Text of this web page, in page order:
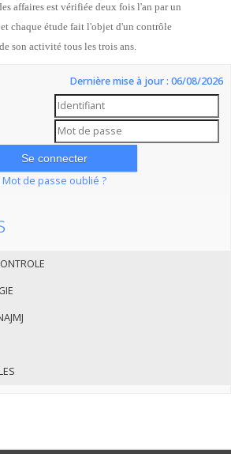
affaires est vérifiée deux fois l'an par un
chaque étude fait l'objet d'un contrôle
son activité tous les trois ans.
Dernière mise à jour : 06/08/2026
Mot de passe oublié ?